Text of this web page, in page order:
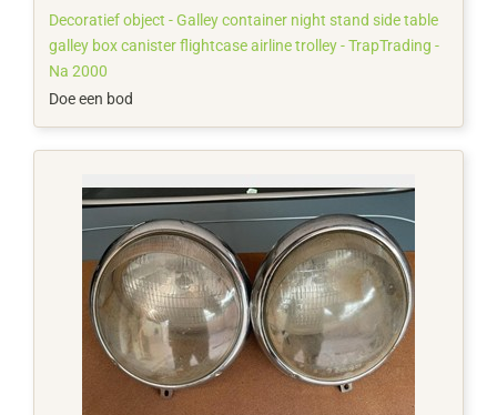
Decoratief object - Galley container night stand side table
galley box canister flightcase airline trolley - TrapTrading -
Na 2000
Doe een bod